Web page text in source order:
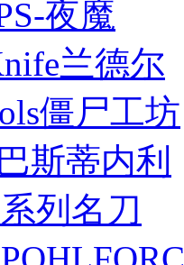
夜魔
兰德尔
僵尸工坊
斯蒂内利
列名刀